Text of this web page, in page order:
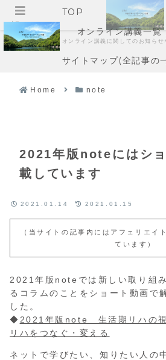
TOP
オンライン講義一覧
オンライン講義に関してのお知らせ
サイトマップ(全記事の
Home note
2021年版noteにはシ
載しています
2021.01.14 2021.01.15
（当サイトの記事内にはアフェリエイ
ています）
2021年版noteでは新しい取り組
るコラムのことをショート動画で
した。
◆ 2021年版note 生活期リハの視
リハをつなぐ・変える
ネットで学びたい、知りたい人の
メニュー